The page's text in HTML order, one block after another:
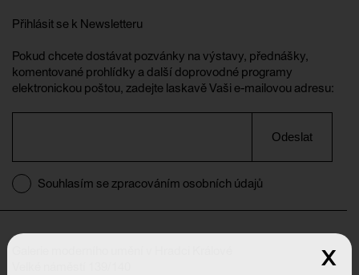
Přihlásit se k Newsletteru
Pokud chcete dostávat pozvánky na výstavy, přednášky,
komentované prohlídky a další doprovodné programy
elektronickou poštou, zadejte laskavě Vaši e-mailovou adresu:
Odeslat
Souhlasím se zpracováním osobních údajů
x